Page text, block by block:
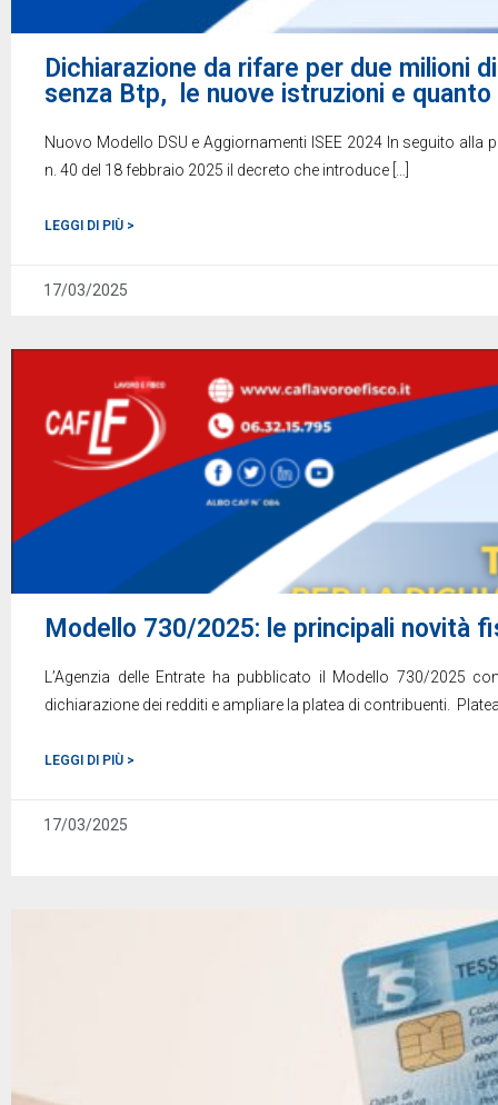
Dichiarazione da rifare per due milioni
senza Btp, le nuove istruzioni e
Nuovo Modello DSU e Aggiornamenti ISEE 2024 In seguito alla
n. 40 del 18 febbraio 2025 il decreto che introduce
LEGGI DI PIÙ >
17/03/2025
Modello 730/2025: le principali novità
L’Agenzia delle Entrate ha pubblicato il Modello 730/2025
dichiarazione dei redditi e ampliare la platea di contribuenti.
LEGGI DI PIÙ >
17/03/2025